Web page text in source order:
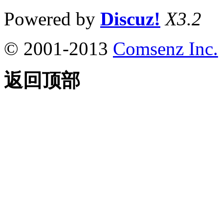
Powered by Discuz! X3.2
© 2001-2013 Comsenz Inc.
返回顶部